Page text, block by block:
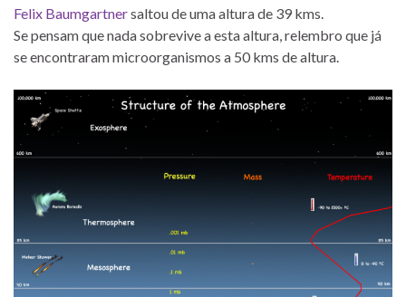
Felix Baumgartnersaltou de uma altura de 39 kms.
Se pensam que nada sobrevive a esta altura, relembro que já
se encontraram microorganismos a 50 kms de altura.